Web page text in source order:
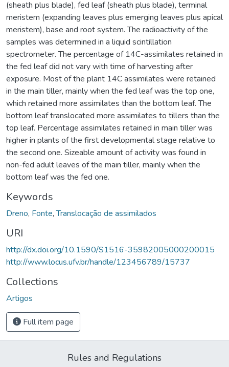
(sheath plus blade), fed leaf (sheath plus blade), terminal
meristem (expanding leaves plus emerging leaves plus apical
meristem), base and root system. The radioactivity of the
samples was determined in a liquid scintillation
spectrometer. The percentage of 14C-assimilates retained in
the fed leaf did not vary with time of harvesting after
exposure. Most of the plant 14C assimilates were retained
in the main tiller, mainly when the fed leaf was the top one,
which retained more assimilates than the bottom leaf. The
bottom leaf translocated more assimilates to tillers than the
top leaf. Percentage assimilates retained in main tiller was
higher in plants of the first developmental stage relative to
the second one. Sizeable amount of activity was found in
non-fed adult leaves of the main tiller, mainly when the
bottom leaf was the fed one.
Keywords
Dreno, Fonte,Translocação de assimilados
URI
http://dx.doi.org/10.1590/S1516-35982005000200015
http://www.locus.ufv.br/handle/123456789/15737
Collections
Artigos
Full item page
Rules and Regulations